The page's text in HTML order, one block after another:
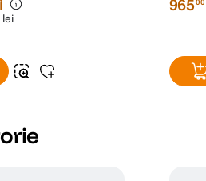
lei
965